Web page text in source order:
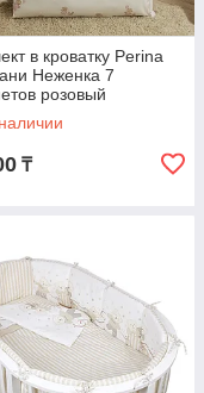
в кроватку Perina
Неженка 7
розовый
₸